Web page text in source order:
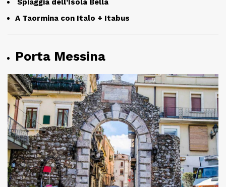
Spiaggia dell’Isola Bella
A Taormina con Italo + Itabus
Porta Messina